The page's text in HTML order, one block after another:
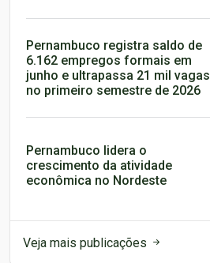
Pernambuco registra saldo de
6.162 empregos formais em
junho e ultrapassa 21 mil vagas
no primeiro semestre de 2026
Pernambuco lidera o
crescimento da atividade
econômica no Nordeste
Veja mais publicações